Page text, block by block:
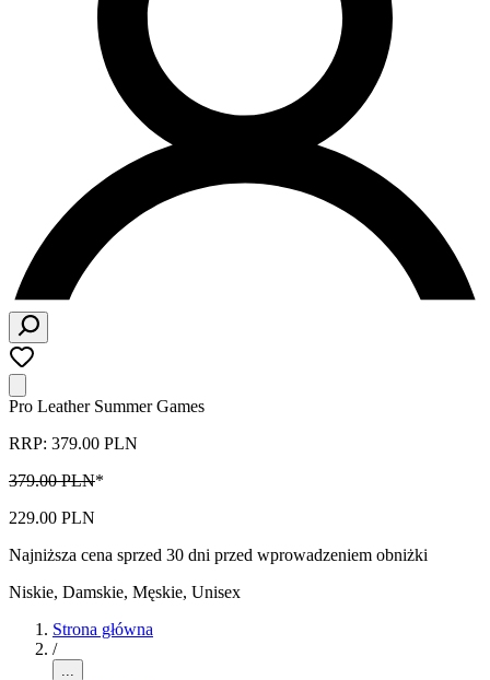
Pro Leather Summer Games
RRP: 379.00 PLN
379.00 PLN*
229.00 PLN
Najniższa cena sprzed 30 dni przed wprowadzeniem obniżki
Niskie, Damskie, Męskie, Unisex
Strona główna
/
...